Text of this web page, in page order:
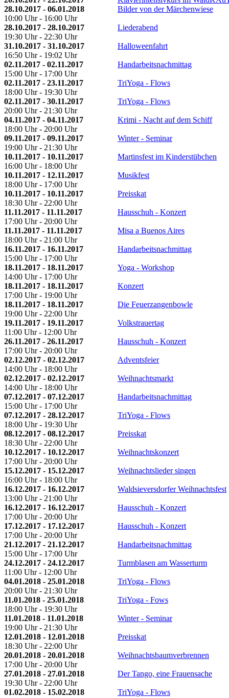
28.10.2017 - 06.01.2018
10:00 Uhr - 16:00 Uhr
Bilder von der Märchenwiese
28.10.2017 - 28.10.2017
19:30 Uhr - 22:30 Uhr
Liederabend
31.10.2017 - 31.10.2017
16:50 Uhr - 19:02 Uhr
Halloweenfahrt
02.11.2017 - 02.11.2017
15:00 Uhr - 17:00 Uhr
Handarbeitsnachmittag
02.11.2017 - 23.11.2017
18:00 Uhr - 19:30 Uhr
TriYoga - Flows
02.11.2017 - 30.11.2017
20:00 Uhr - 21:30 Uhr
TriYoga - Flows
04.11.2017 - 04.11.2017
18:00 Uhr - 20:00 Uhr
Krimi - Nacht auf dem Schiff
09.11.2017 - 09.11.2017
19:00 Uhr - 21:30 Uhr
Winter - Seminar
10.11.2017 - 10.11.2017
16:00 Uhr - 18:00 Uhr
Martinsfest im Kinderstübchen
10.11.2017 - 12.11.2017
18:00 Uhr - 17:00 Uhr
Musikfest
10.11.2017 - 10.11.2017
18:30 Uhr - 22:00 Uhr
Preisskat
11.11.2017 - 11.11.2017
17:00 Uhr - 20:00 Uhr
Hausschuh - Konzert
11.11.2017 - 11.11.2017
18:00 Uhr - 21:00 Uhr
Misa a Buenos Aires
16.11.2017 - 16.11.2017
15:00 Uhr - 17:00 Uhr
Handarbeitsnachmittag
18.11.2017 - 18.11.2017
14:00 Uhr - 17:00 Uhr
Yoga - Workshop
18.11.2017 - 18.11.2017
17:00 Uhr - 19:00 Uhr
Konzert
18.11.2017 - 18.11.2017
19:00 Uhr - 22:00 Uhr
Die Feuerzangenbowle
19.11.2017 - 19.11.2017
11:00 Uhr - 12:00 Uhr
Volkstrauertag
26.11.2017 - 26.11.2017
17:00 Uhr - 20:00 Uhr
Hausschuh - Konzert
02.12.2017 - 02.12.2017
14:00 Uhr - 18:00 Uhr
Adventsfeier
02.12.2017 - 02.12.2017
14:00 Uhr - 18:00 Uhr
Weihnachtsmarkt
07.12.2017 - 07.12.2017
15:00 Uhr - 17:00 Uhr
Handarbeitsnachmittag
07.12.2017 - 28.12.2017
18:00 Uhr - 19:30 Uhr
TriYoga - Flows
08.12.2017 - 08.12.2017
18:30 Uhr - 22:00 Uhr
Preisskat
10.12.2017 - 10.12.2017
17:00 Uhr - 20:00 Uhr
Weihnachtskonzert
15.12.2017 - 15.12.2017
16:00 Uhr - 18:00 Uhr
Weihnachtslieder singen
16.12.2017 - 16.12.2017
13:00 Uhr - 21:00 Uhr
Waldsieversdorfer Weihnachtsfest
16.12.2017 - 16.12.2017
17:00 Uhr - 20:00 Uhr
Hausschuh - Konzert
17.12.2017 - 17.12.2017
17:00 Uhr - 20:00 Uhr
Hausschuh - Konzert
21.12.2017 - 21.12.2017
15:00 Uhr - 17:00 Uhr
Handarbeitsnachmittag
24.12.2017 - 24.12.2017
11:00 Uhr - 12:00 Uhr
Turmblasen am Wasserturm
04.01.2018 - 25.01.2018
20:00 Uhr - 21:30 Uhr
TriYoga - Flows
11.01.2018 - 25.01.2018
18:00 Uhr - 19:30 Uhr
TriYoga - Fows
11.01.2018 - 11.01.2018
19:00 Uhr - 21:30 Uhr
Winter - Seminar
12.01.2018 - 12.01.2018
18:30 Uhr - 22:00 Uhr
Preisskat
20.01.2018 - 20.01.2018
17:00 Uhr - 20:00 Uhr
Weihnachtsbaumverbrennen
27.01.2018 - 27.01.2018
19:30 Uhr - 22:00 Uhr
Der Tango, eine Frauensache
01.02.2018 - 15.02.2018
TriYoga - Flows